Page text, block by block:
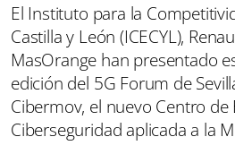
El Instituto para la
Castilla y León (ICECYL),
MasOrange han presentado
edición del 5G Forum de
Cibermov, el nuevo Centro de
Ciberseguridad aplicada a la